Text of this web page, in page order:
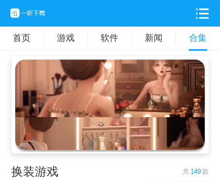
首页 游戏 软件 新闻 合集
换装游戏 共 149 款